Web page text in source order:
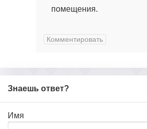
помещения.
Комментировать
Знаешь ответ?
Имя